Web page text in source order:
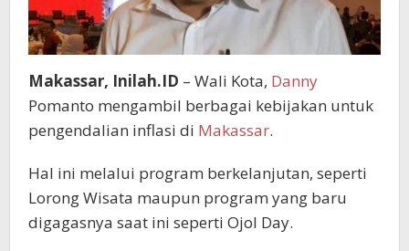
Makassar, Inilah.ID – Wali Kota, Danny
Pomanto mengambil berbagai kebijakan untuk
pengendalian inflasi di Makassar.
Hal ini melalui program berkelanjutan, seperti
Lorong Wisata maupun program yang baru
digagasnya saat ini seperti Ojol Day.